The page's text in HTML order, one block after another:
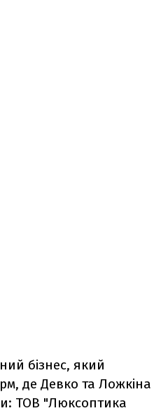
бізнес, який
де Девко та Ложкіна
ТОВ "Люксоптика